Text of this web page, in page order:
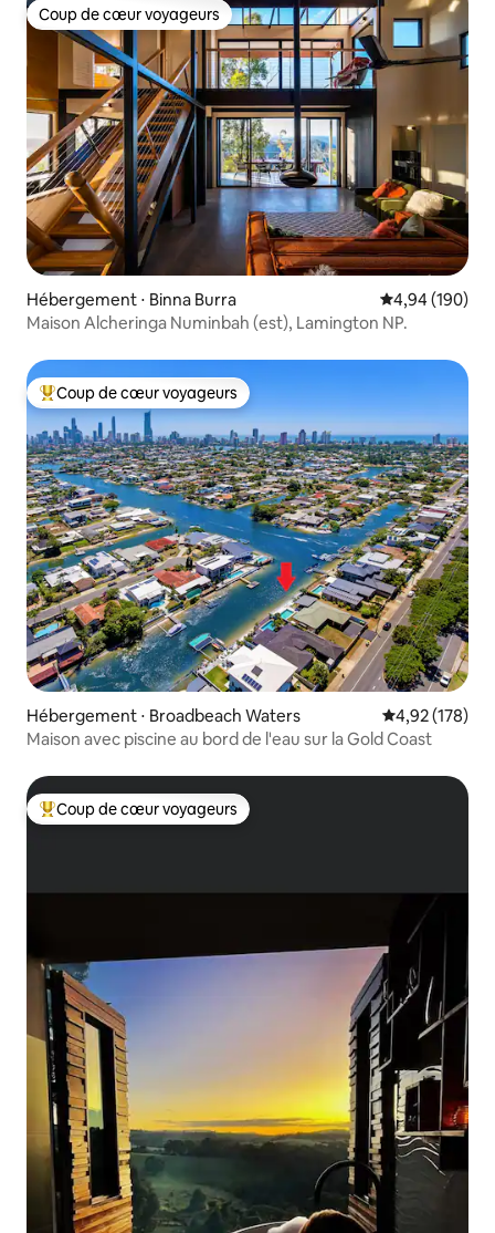
Coup de cœur voyageurs
Coup de cœur voyageurs
Hébergement ⋅ Binna Burra Évaluation
4,94 (190)
Maison Alcheringa Numinbah (est), Lamington NP.
Coups de cœur voyageurs les plus appréciés
Coup de cœur voyageurs
Hébergement ⋅ Broadbeach Waters Évaluation
4,92 (178)
Maison avec piscine au bord de l'eau sur la Gold Coast
Coups de cœur voyageurs les plus appréciés
Coup de cœur voyageurs